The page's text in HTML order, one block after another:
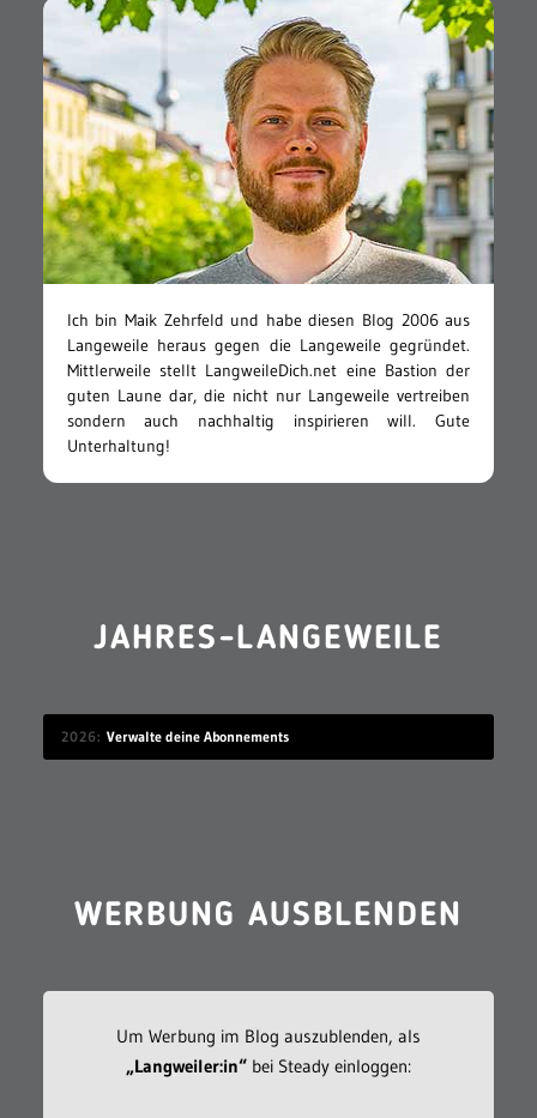
Ich bin Maik Zehrfeld und habe diesen Blog 2006 aus
Langeweile heraus gegen die Langeweile gegründet.
Mittlerweile stellt LangweileDich.net eine Bastion der
guten Laune dar, die nicht nur Langeweile vertreiben
sondern auch nachhaltig inspirieren will. Gute
Unterhaltung!
JAHRES-LANGEWEILE
2026 Verwalte deine Abonnements
WERBUNG AUSBLENDEN
Um Werbung im Blog auszublenden, als
„Langweiler:in“bei Steady einloggen: